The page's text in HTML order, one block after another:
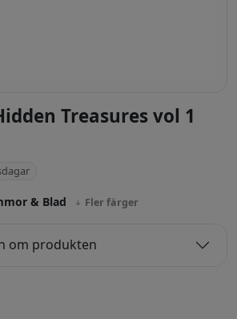
Treasures vol 1
& Blad Fler färger
om produkten